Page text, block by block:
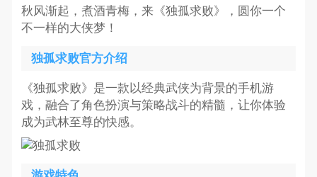
秋风渐起，煮酒青梅，来《独孤求败》，圆你一个
不一样的大侠梦！
独孤求败官方介绍
《独孤求败》是一款以经典武侠为背景的手机游
戏，融合了角色扮演与策略战斗的精髓，让你体验
成为武林至尊的快感。